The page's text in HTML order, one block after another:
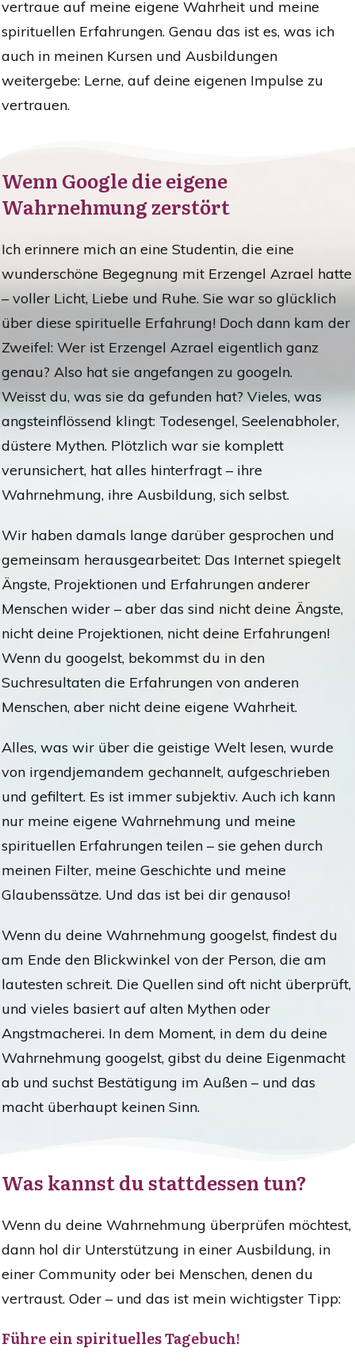
vertraue auf meine eigene Wahrheit und meine
spirituellen Erfahrungen. Genau das ist es, was ich
auch in meinen Kursen und Ausbildungen
weitergebe: Lerne, auf deine eigenen Impulse zu
vertrauen.
Wenn Google die eigene
Wahrnehmung zerstört
Ich erinnere mich an eine Studentin, die eine
wunderschöne Begegnung mit Erzengel Azrael hatte
– voller Licht, Liebe und Ruhe. Sie war so glücklich
über diese spirituelle Erfahrung! Doch dann kam der
Zweifel: Wer ist Erzengel Azrael eigentlich ganz
genau? Also hat sie angefangen zu googeln.
Weisst du, was sie da gefunden hat? Vieles, was
angsteinflössend klingt: Todesengel, Seelenabholer,
düstere Mythen. Plötzlich war sie komplett
verunsichert, hat alles hinterfragt – ihre
Wahrnehmung, ihre Ausbildung, sich selbst.
Wir haben damals lange darüber gesprochen und
gemeinsam herausgearbeitet: Das Internet spiegelt
Ängste, Projektionen und Erfahrungen anderer
Menschen wider – aber das sind nicht deine Ängste,
nicht deine Projektionen, nicht deine Erfahrungen!
Wenn du googelst, bekommst du in den
Suchresultaten die Erfahrungen von anderen
Menschen, aber nicht deine eigene Wahrheit.
Alles, was wir über die geistige Welt lesen, wurde
von irgendjemandem gechannelt, aufgeschrieben
und gefiltert. Es ist immer subjektiv. Auch ich kann
nur meine eigene Wahrnehmung und meine
spirituellen Erfahrungen teilen – sie gehen durch
meinen Filter, meine Geschichte und meine
Glaubenssätze. Und das ist bei dir genauso!
Wenn du deine Wahrnehmung googelst, findest du
am Ende den Blickwinkel von der Person, die am
lautesten schreit. Die Quellen sind oft nicht überprüft,
und vieles basiert auf alten Mythen oder
Angstmacherei. In dem Moment, in dem du deine
Wahrnehmung googelst, gibst du deine Eigenmacht
ab und suchst Bestätigung im Außen – und das
macht überhaupt keinen Sinn.
Was kannst du stattdessen tun?
Wenn du deine Wahrnehmung überprüfen möchtest,
dann hol dir Unterstützung in einer Ausbildung, in
einer Community oder bei Menschen, denen du
vertraust. Oder – und das ist mein wichtigster Tipp:
Führe ein spirituelles Tagebuch!